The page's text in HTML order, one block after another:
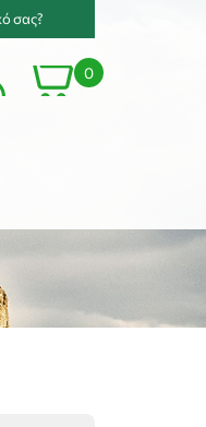
σας?
0